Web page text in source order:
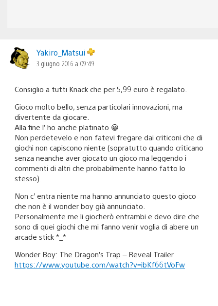
Yakiro_Matsui
3 giugno 2016 a 09:49
Consiglio a tutti Knack che per 5,99 euro è regalato.
Gioco molto bello, senza particolari innovazioni, ma
divertente da giocare.
Alla fine l’ ho anche platinato 😀
Non perdetevelo e non fatevi fregare dai criticoni che di
giochi non capiscono niente (sopratutto quando criticano
senza neanche aver giocato un gioco ma leggendo i
commenti di altri che probabilmente hanno fatto lo
stesso).
Non c’ entra niente ma hanno annunciato questo gioco
che non è il wonder boy già annunciato.
Personalmente me li giocherò entrambi e devo dire che
sono di quei giochi che mi fanno venir voglia di abere un
arcade stick *_*
Wonder Boy: The Dragon’s Trap – Reveal Trailer
https://www.youtube.com/watch?v=ibKf66tVoFw